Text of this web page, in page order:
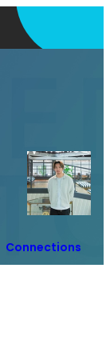
Connections